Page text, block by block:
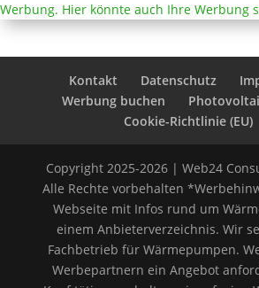
Werbung. Hier könnte auch Ihre Werbung
Kontakt Datenschutz
Werbung buchen
Cookie-Richtlinie (EU)
Copyright 2025-2026 | Web24
Alle Rechte vorbehalten
Webseite mit Infos rund um
einem Anbieterverzeichnis. Wir
Fachbetrieb für Wärmepumpen.
Werbepartnern ein Angebot